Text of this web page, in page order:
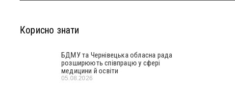
Корисно знати
БДМУ та Чернівецька обласна рада
розширюють співпрацю у сфері
медицини й освіти
05.08.2026